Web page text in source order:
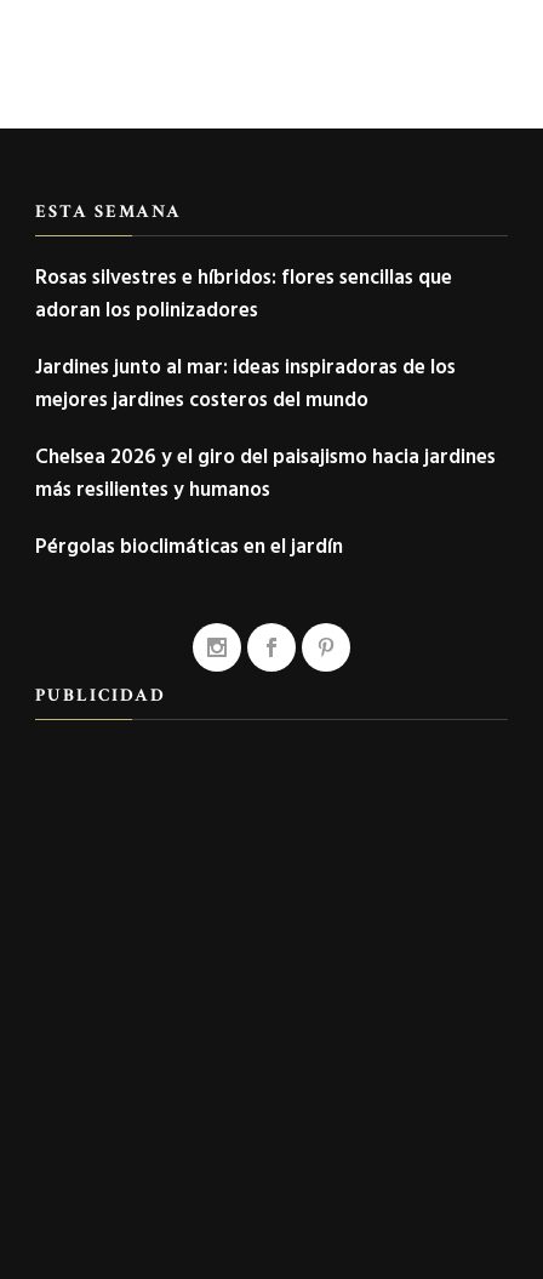
ESTA SEMANA
Rosas silvestres e híbridos: flores sencillas que
adoran los polinizadores
Jardines junto al mar: ideas inspiradoras de los
mejores jardines costeros del mundo
Chelsea 2026 y el giro del paisajismo hacia jardines
más resilientes y humanos
Pérgolas bioclimáticas en el jardín
PUBLICIDAD